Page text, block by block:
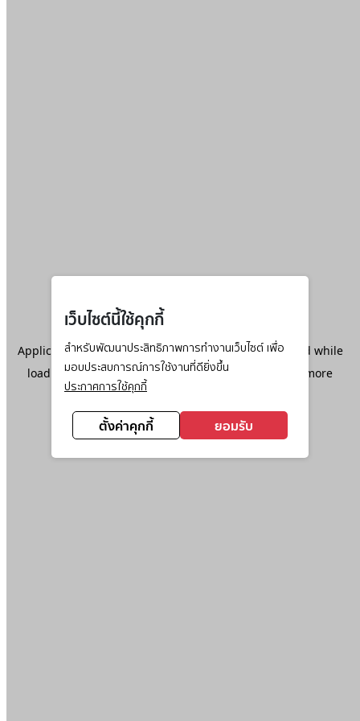
เว็บไซต์นี้ใช้คุกกี้
สำหรับพัฒนาประสิทธิภาพการทำงานเว็บไซต์ เพื่อ
มอบประสบการณ์การใช้งานที่ดียิ่งขึ้น
ประกาศการใช้คุกกี้
ตั้งค่าคุกกี้ ยอมรับ
Application error: aclient-side exception has occurred while
loadingwww.ktc.co.th(see the browser console
for more
information).